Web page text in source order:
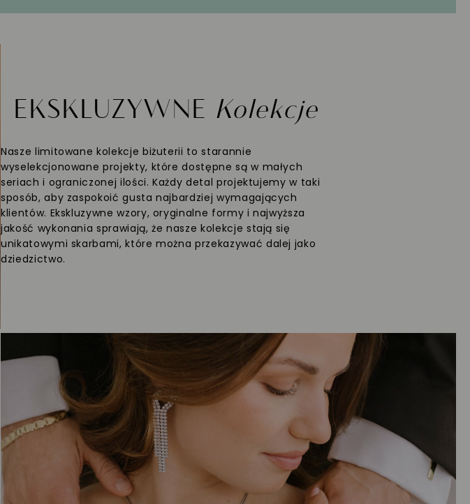
EKSKLUZYWNE Kolekcje
Nasze limitowane kolekcje biżuterii to starannie
wyselekcjonowane projekty, które dostępne są w małych
seriach i ograniczonej ilości. Każdy detal projektujemy w taki
sposób, aby zaspokoić gusta najbardziej wymagających
klientów. Ekskluzywne wzory, oryginalne formy i najwyższa
jakość wykonania sprawiają, że nasze kolekcje stają się
unikatowymi skarbami, które można przekazywać dalej jako
dziedzictwo.